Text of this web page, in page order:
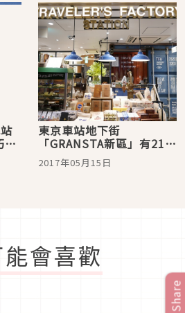
克
東京車站地下街
「GRANSTA新區」有21家
商店新開幕！
2017年05月15日
會喜歡
Share